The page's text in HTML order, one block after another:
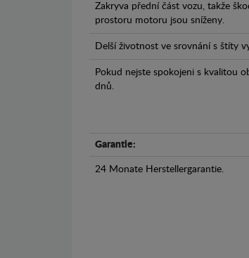
Zakryva přední část vozu, takže
prostoru motoru jsou sníženy.
Delší životnost ve srovnání s štíty
Pokud nejste spokojeni s kvalitou
dnů.
Garantie:
24 Monate Herstellergarantie.